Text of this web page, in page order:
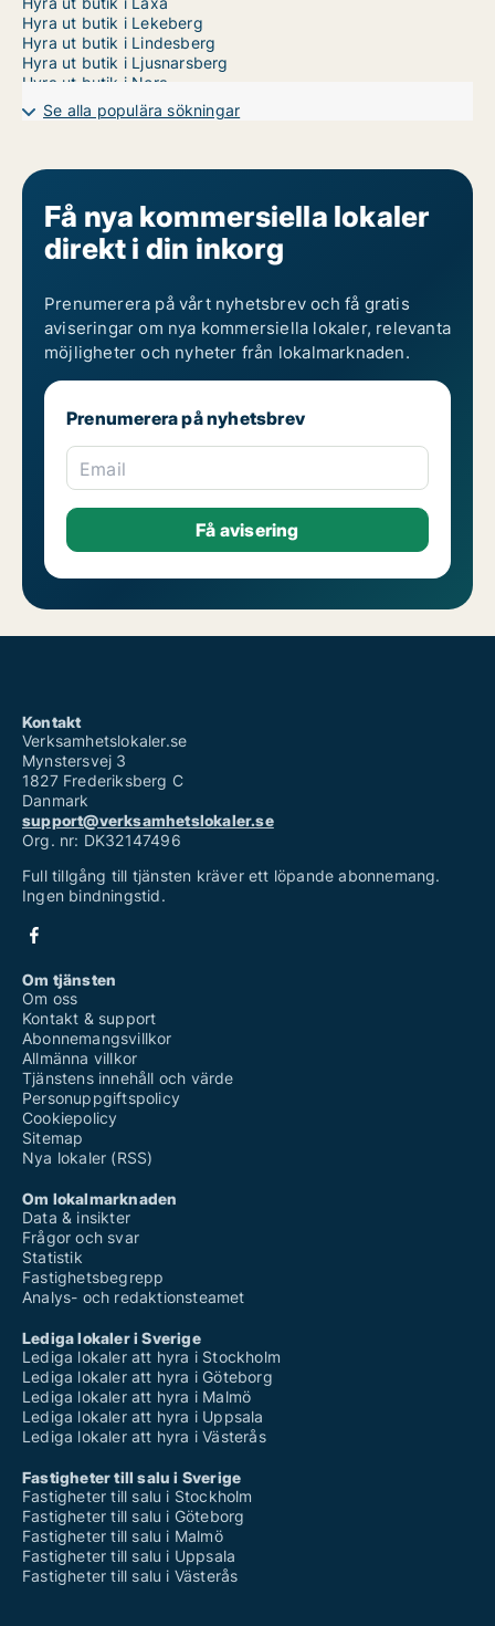
Hyra ut butik i Lekeberg
Hyra ut butik i Lindesberg
Hyra ut butik i Ljusnarsberg
Hyra ut butik i Nora
Hyra ut butik i Örebro
Se alla populära sökningar
Få nya kommersiella lokaler
direkt i din inkorg
Prenumerera på vårt nyhetsbrev och få gratis
aviseringar om nya kommersiella lokaler, relevanta
möjligheter och nyheter från lokalmarknaden.
Prenumerera på nyhetsbrev
Email
Kontakt
Verksamhetslokaler.se
Mynstersvej 3
1827 Frederiksberg C
Danmark
support@verksamhetslokaler.se
Org. nr: DK32147496
Full tillgång till tjänsten kräver ett löpande abonnemang.
Ingen bindningstid.
Om tjänsten
Om oss
Kontakt & support
Abonnemangsvillkor
Allmänna villkor
Tjänstens innehåll och värde
Personuppgiftspolicy
Cookiepolicy
Sitemap
Nya lokaler (RSS)
Om lokalmarknaden
Data & insikter
Frågor och svar
Statistik
Fastighetsbegrepp
Analys- och redaktionsteamet
Lediga lokaler i Sverige
Lediga lokaler att hyra i Stockholm
Lediga lokaler att hyra i Göteborg
Lediga lokaler att hyra i Malmö
Lediga lokaler att hyra i Uppsala
Lediga lokaler att hyra i Västerås
Fastigheter till salu i Sverige
Fastigheter till salu i Stockholm
Fastigheter till salu i Göteborg
Fastigheter till salu i Malmö
Fastigheter till salu i Uppsala
Fastigheter till salu i Västerås